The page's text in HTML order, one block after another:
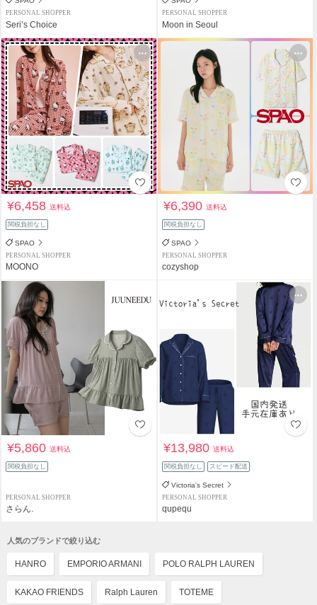
PERSONAL SHOPPER
Seri’s Choice
PERSONAL SHOPPER
Moon in Seoul
¥6,458送料込
関税負担なし
SPAO
PERSONAL SHOPPER
MOONO
¥6,390送料込
関税負担なし
SPAO
PERSONAL SHOPPER
cozyshop
¥5,860送料込
関税負担なし
PERSONAL SHOPPER
さらん.
¥13,980送料込
関税負担なし スピード配送
Victoria's Secret
PERSONAL SHOPPER
qupequ
人気のブランドで絞り込む
HANRO EMPORIO ARMANI POLO RALPH LAUREN
KAKAO FRIENDS Ralph Lauren TOTEME